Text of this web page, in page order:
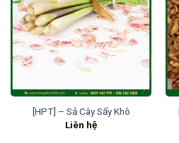
[HPT] – Sả Cây Sấy Khô
Liên hệ